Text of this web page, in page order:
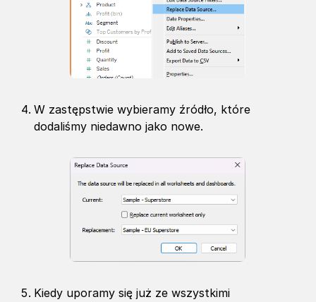
W zastępstwie wybieramy źródło, które
dodaliśmy niedawno jako nowe.
Kiedy uporamy się już ze wszystkimi